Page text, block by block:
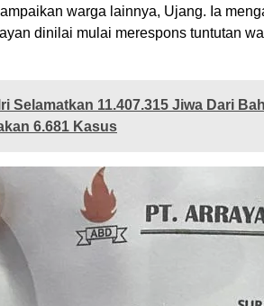
warga lainnya, Ujang. Ia
dinilai mulai merespons tuntutan
Selamatkan 11.407.315 Jiwa Dari
6.681 Kasus